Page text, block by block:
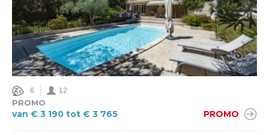
6 12
PROMO
van € 3 190 tot € 3 765 PROMO